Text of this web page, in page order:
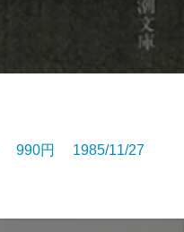
990円 1985/11/27